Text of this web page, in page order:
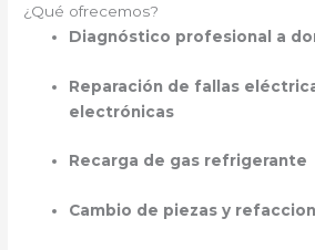
¿Qué ofrecemos?
Diagnóstico profesional a
Reparación de fallas
electrónicas
Recarga de gas refrigerante
Cambio de piezas y